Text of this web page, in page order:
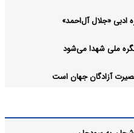
ادبی «جلال آل‌احمد»
ملی شهدا می‌شود
بصیرت آزادگان جهان است